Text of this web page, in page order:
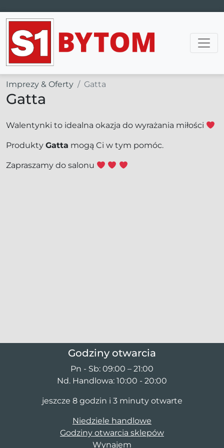
Main Navigation
Imprezy & Oferty Gatta
Gatta
Walentynki to idealna okazja do wyrażania miłości
Produkty Gatta mogą Ci w tym pomóc.
Zapraszamy do salonu
Godziny otwarcia
Pn - Sb: 09:00 – 21:00
Nd. Handlowa: 10:00 - 20:00
jeszcze 8 godzin i 3 minuty otwarte
Niedziele handlowe
Godziny otwarcia sklepów
Wynajem